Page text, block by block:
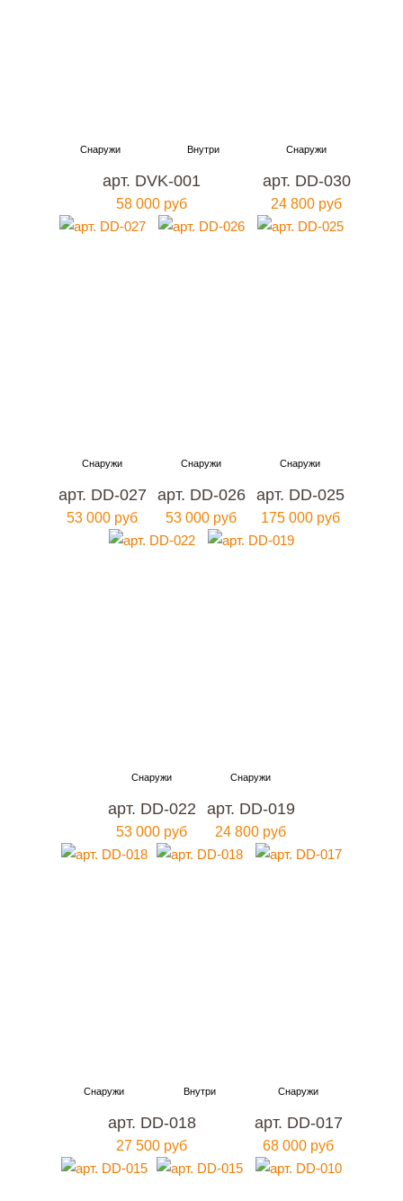
арт. DVK-001
58 000 руб
арт. DD-030
24 800 руб
арт. DD-027
53 000 руб
арт. DD-026
53 000 руб
арт. DD-025
175 000 руб
арт. DD-022
53 000 руб
арт. DD-019
24 800 руб
арт. DD-018
27 500 руб
арт. DD-017
68 000 руб